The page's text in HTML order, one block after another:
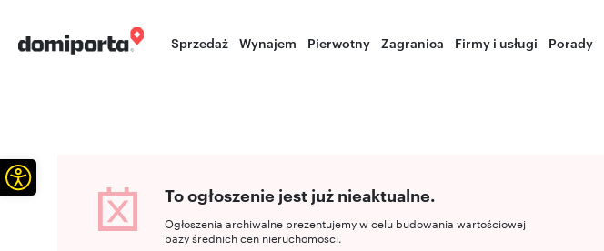
Sprzedaż Wynajem Pierwotny Zagranica Firmy i usługi Porady
To ogłoszenie jest już nieaktualne.
Ogłoszenia archiwalne prezentujemy w celu budowania wartościowej
bazy średnich cen nieruchomości.
Otwórz pasek narzędzi